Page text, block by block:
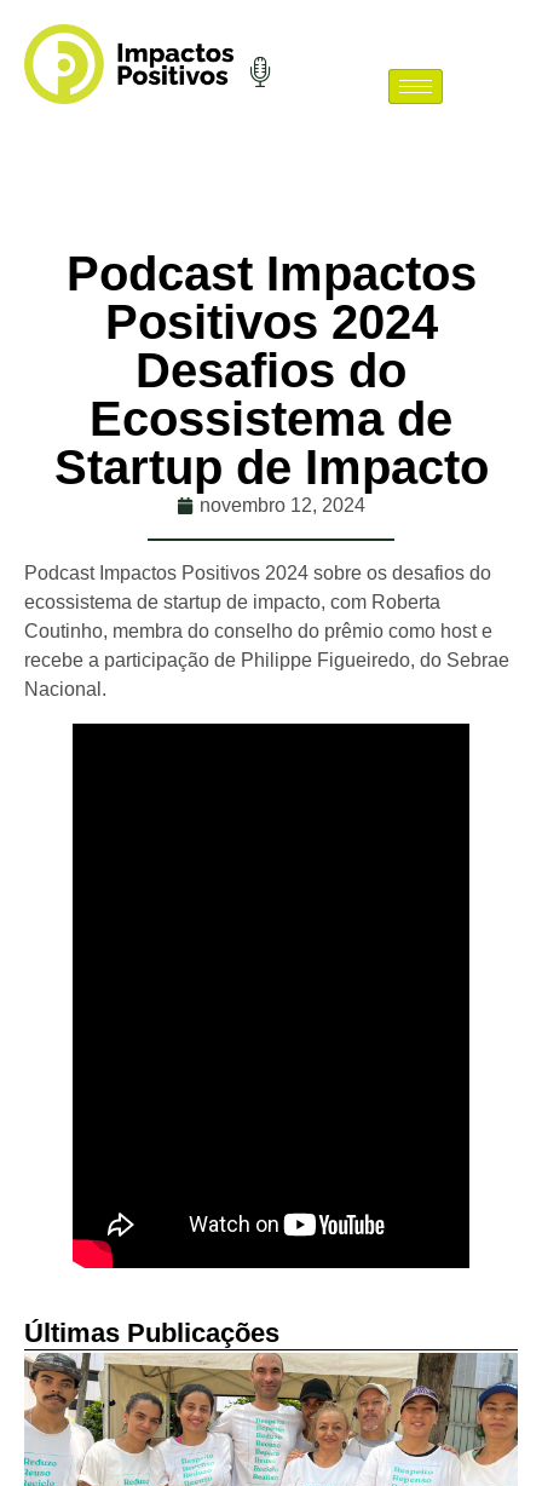
Podcast Impactos
Positivos 2024
Desafios do
Ecossistema de
Startup de Impacto
novembro 12, 2024
Podcast Impactos Positivos 2024 sobre os desafios do
ecossistema de startup de impacto, com Roberta
Coutinho, membra do conselho do prêmio como host e
recebe a participação de Philippe Figueiredo, do Sebrae
Nacional.
Últimas Publicações